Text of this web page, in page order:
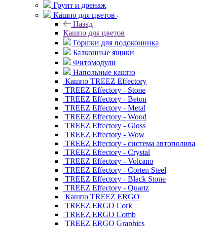
Грунт и дренаж
Кашпо для цветов
Назад
Кашпо для цветов
Горшки для подоконника
Балконные ящики
Фитомодули
Напольные кашпо
Кашпо TREEZ Effectory
TREEZ Effectory - Stone
TREEZ Effectory - Beton
TREEZ Effectory - Metal
TREEZ Effectory - Wood
TREEZ Effectory - Gloss
TREEZ Effectory - Wow
TREEZ Effectory - система автополива
TREEZ Effectory - Crystal
TREEZ Effectory - Volcano
TREEZ Effectory - Corten Steel
TREEZ Effectory - Black Stone
TREEZ Effectory - Quartz
Кашпо TREEZ ERGO
TREEZ ERGO Cork
TREEZ ERGO Comb
TREEZ ERGO Graphics